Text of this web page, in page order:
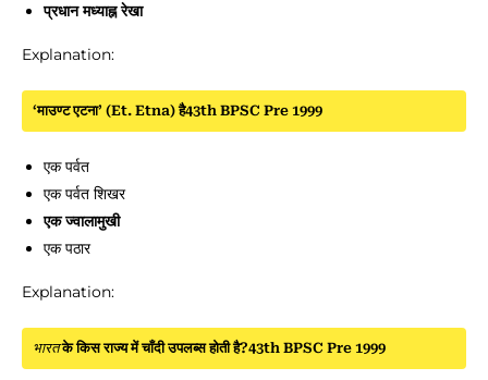
प्रधान मध्याह्न रेखा
Explanation:
‘माउण्ट एटना’ (Et. Etna) है43th BPSC Pre 1999
एक पर्वत
एक पर्वत शिखर
एक ज्वालामुखी
एक पठार
Explanation:
भारतके किस राज्य में चाँदी उपलब्स होती है?43th BPSC Pre 1999